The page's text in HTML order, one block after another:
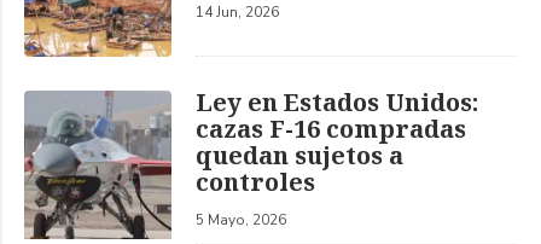
14 Jun, 2026
Ley en Estados Unidos:
cazas F-16 compradas
quedan sujetos a
controles
5 Mayo, 2026